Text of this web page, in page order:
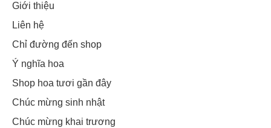
Giới thiệu
Liên hệ
Chỉ đường đến shop
Ý nghĩa hoa
Shop hoa tươi gần đây
Chúc mừng sinh nhật
Chúc mừng khai trương